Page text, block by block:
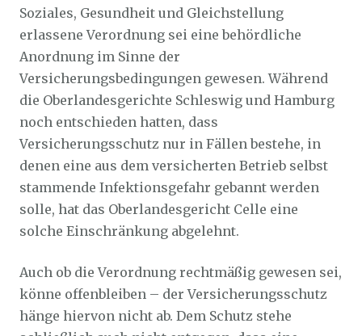
Soziales, Gesundheit und Gleichstellung
erlassene Verordnung sei eine behördliche
Anordnung im Sinne der
Versicherungsbedingungen gewesen. Während
die Oberlandesgerichte Schleswig und Hamburg
noch entschieden hatten, dass
Versicherungsschutz nur in Fällen bestehe, in
denen eine aus dem versicherten Betrieb selbst
stammende Infektionsgefahr gebannt werden
solle, hat das Oberlandesgericht Celle eine
solche Einschränkung abgelehnt.
Auch ob die Verordnung rechtmäßig gewesen sei,
könne offenbleiben – der Versicherungsschutz
hänge hiervon nicht ab. Dem Schutz stehe